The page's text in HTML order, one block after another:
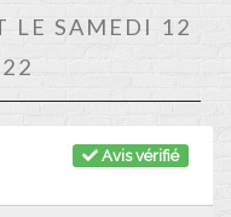
LE SAMEDI 12
Avis vérifié